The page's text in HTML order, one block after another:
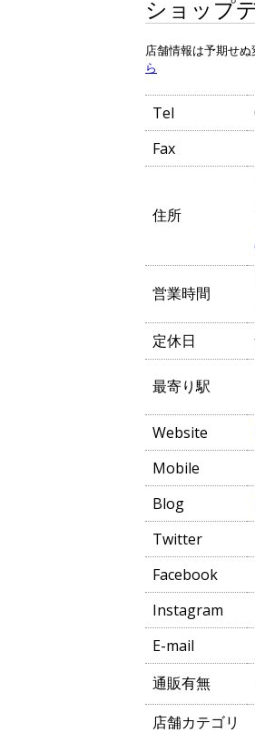
ショップ
店舗情報は予期せ
ら
Tel
Fax
住所
営業時間
定休日
最寄り駅
Website
Mobile
Blog
Twitter
Facebook
Instagram
E-mail
通販有無
店舗カテゴリ